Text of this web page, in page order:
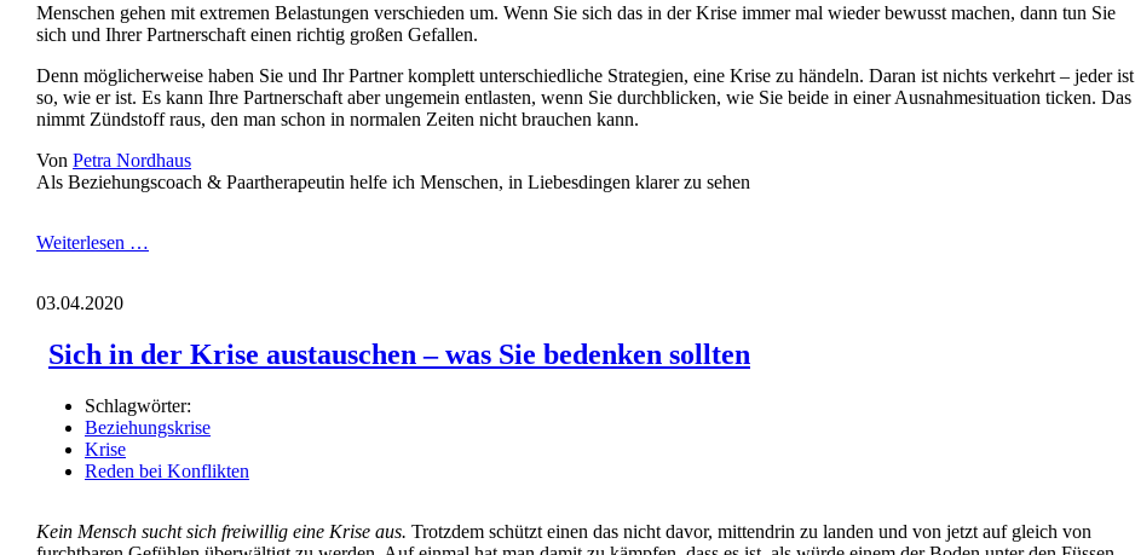
Menschen gehen mit extremen Belastungen verschieden um. Wenn Sie sich das in der Krise immer mal wieder bewusst machen, dann tun Sie
sich und Ihrer Partnerschaft einen richtig großen Gefallen.
Denn möglicherweise haben Sie und Ihr Partner komplett unterschiedliche Strategien, eine Krise zu händeln. Daran ist nichts verkehrt – jeder ist
so, wie er ist. Es kann Ihre Partnerschaft aber ungemein entlasten, wenn Sie durchblicken, wie Sie beide in einer Ausnahmesituation ticken. Das
nimmt Zündstoff raus, den man schon in normalen Zeiten nicht brauchen kann.
Von Petra Nordhaus
Als Beziehungscoach & Paartherapeutin helfe ich Menschen, in Liebesdingen klarer zu sehen
Weiterlesen …
oder
Spinne?
03.04.2020
Sich in der Krise austauschen – was Sie bedenken sollten
Schlagwörter:
Beziehungskrise
Krise
Reden bei Konflikten
Kein Mensch sucht sich freiwillig eine Krise aus. Trotzdem schützt einen das nicht davor, mittendrin zu landen und von jetzt auf gleich von